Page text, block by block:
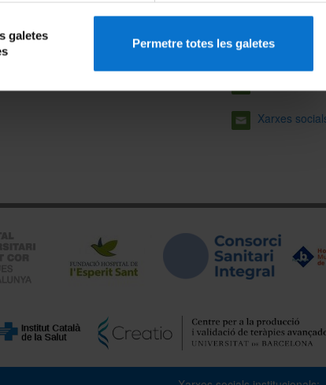
galetes
Permetre totes les galetes
Consultes i
Xarxes